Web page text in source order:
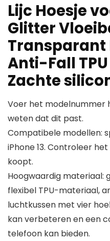
Lijc Hoesje
Glitter
Transparant
Anti-Fall
Zachte
Voer het modelnummer
weten dat dit past.
Compatibele modellen:
iPhone 13. Controleer
koopt.
Hoogwaardig materiaal:
flexibel TPU-materiaal,
luchtkussen met vier
kan verbeteren en een
telefoon kan bieden.